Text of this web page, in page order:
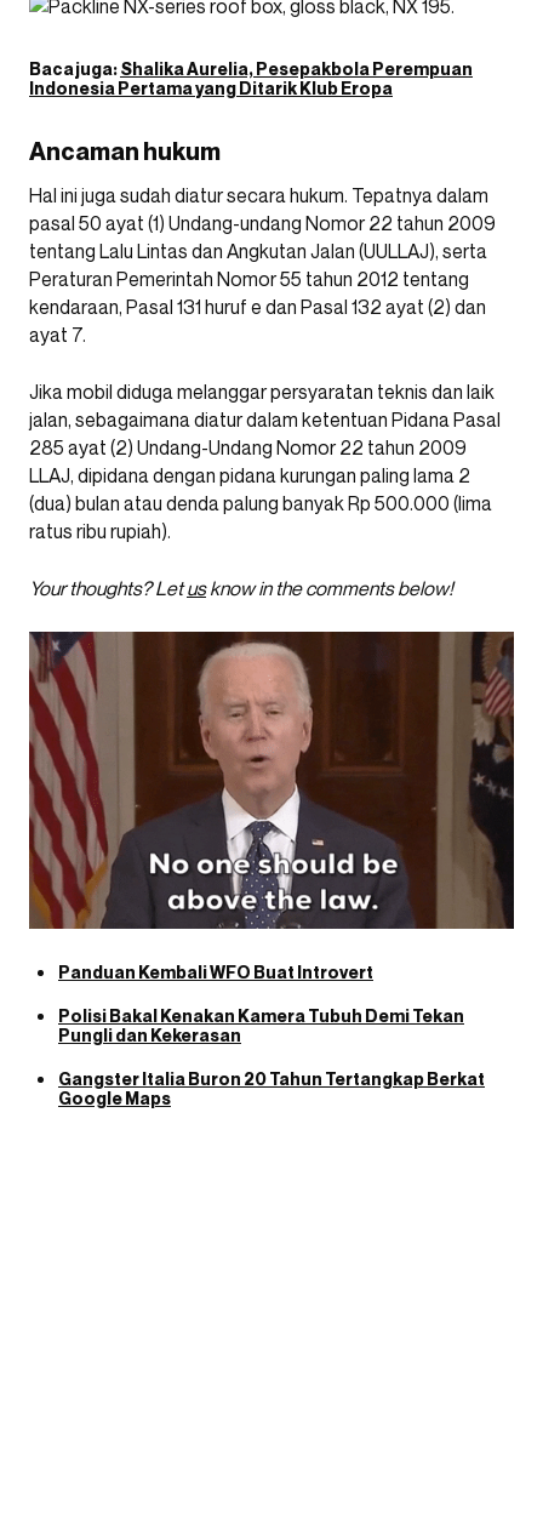
Baca juga:Shalika Aurelia, Pesepakbola Perempuan
Indonesia Pertama yang Ditarik Klub Eropa
Ancaman hukum
Hal ini juga sudah diatur secara hukum. Tepatnya dalam
pasal 50 ayat (1) Undang-undang Nomor 22 tahun 2009
tentang Lalu Lintas dan Angkutan Jalan (UULLAJ), serta
Peraturan Pemerintah Nomor 55 tahun 2012 tentang
kendaraan, Pasal 131 huruf e dan Pasal 132 ayat (2) dan
ayat 7.
Jika mobil diduga melanggar persyaratan teknis dan laik
jalan, sebagaimana diatur dalam ketentuan Pidana Pasal
285 ayat (2) Undang-Undang Nomor 22 tahun 2009
LLAJ, dipidana dengan pidana kurungan paling lama 2
(dua) bulan atau denda palung banyak Rp 500.000 (lima
ratus ribu rupiah).
Your thoughts? Letusknow in the comments below!
Panduan Kembali WFO Buat Introvert
Polisi Bakal Kenakan Kamera Tubuh Demi Tekan
Pungli dan Kekerasan
Gangster Italia Buron 20 Tahun Tertangkap Berkat
Google Maps